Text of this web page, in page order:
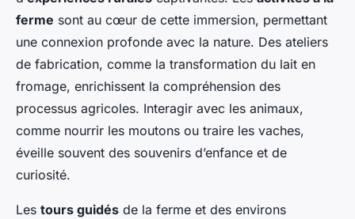
ferme sont au cœur de cette immersion, permettant
une connexion profonde avec la nature. Des ateliers
de fabrication, comme la transformation du lait en
fromage, enrichissent la compréhension des
processus agricoles. Interagir avec les animaux,
comme nourrir les moutons ou traire les vaches,
éveille souvent des souvenirs d’enfance et de
curiosité.
Les tours guidés de la ferme et des environs